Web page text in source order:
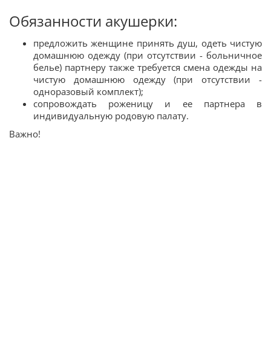
Обязанности акушерки:
предложить женщине принять душ, одеть чистую
домашнюю одежду (при отсутствии - больничное
белье) партнеру также требуется смена одежды на
чистую домашнюю одежду (при отсутствии -
одноразовый комплект);
сопровождать роженицу и ее партнера в
индивидуальную родовую палату.
Важно!